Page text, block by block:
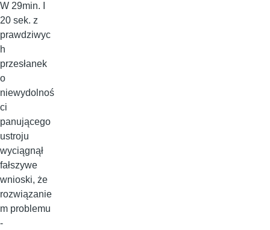
W 29min. I
20 sek. z
prawdziwyc
h
przesłanek
o
niewydolnoś
ci
panującego
ustroju
wyciągnął
fałszywe
wnioski, że
rozwiązanie
m problemu
-